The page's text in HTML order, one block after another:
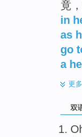
竟
in
as
go
a
更多
双